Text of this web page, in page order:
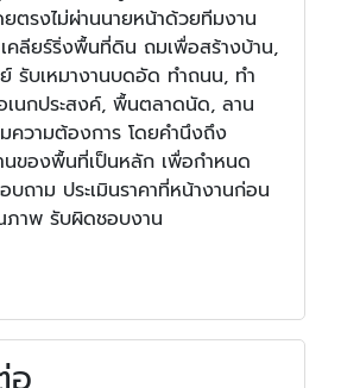
ตรงไม่ผ่านนายหน้าด้วยทีมงาน
ลียร์ริ่งพื้นที่ดิน ถมเพื่อสร้างบ้าน,
รับเหมางานบดอัด ทำถนน, ทำ
นกประสงค์, พื้นตลาดนัด, ลาน
ความต้องการ โดยคำนึงถึง
านของพื้นที่เป็นหลัก เพื่อกำหนด
ถาม ประเมินราคาที่หน้างานก่อน
าพ รับผิดชอบงาน